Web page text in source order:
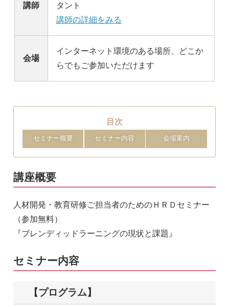
講師
タント
講師の詳細をみる
会場
インターネット環境のある場所、どこか
らでもご参加いただけます
目次
セミナー概要 セミナー内容 会場案内
講座概要
人材開発・教育研修ご担当者のためのＨＲＤセミナー
（参加無料）
『ブレンディッドラーニングの現状と課題』
セミナー内容
【プログラム】